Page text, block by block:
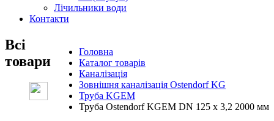
Лічильники води
Контакти
Головна
Каталог товарів
Каналізація
Зовнішня каналізація Ostendorf KG
Труба KGEM
Труба Ostendorf KGEM DN 125 x 3,2 2000 мм
Всі
товари